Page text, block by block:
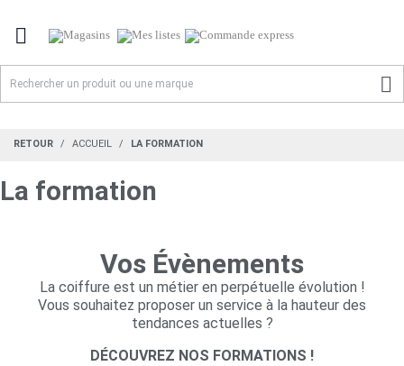


RETOUR ACCUEIL LA FORMATION
La formation
Vos Évènements
La coiffure est un métier en perpétuelle évolution !
Vous souhaitez proposer un service à la hauteur des
tendances actuelles ?
DÉCOUVREZ NOS FORMATIONS !